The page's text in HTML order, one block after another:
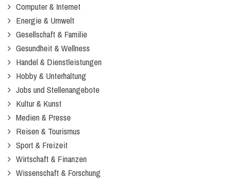
Computer & Internet
Energie & Umwelt
Gesellschaft & Familie
Gesundheit & Wellness
Handel & Dienstleistungen
Hobby & Unterhaltung
Jobs und Stellenangebote
Kultur & Kunst
Medien & Presse
Reisen & Tourismus
Sport & Freizeit
Wirtschaft & Finanzen
Wissenschaft & Forschung